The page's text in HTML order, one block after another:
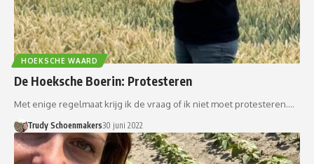
HOEKSCHE WAARD
De Hoeksche Boerin: Protesteren
Met enige regelmaat krijg ik de vraag of ik niet moet protesteren.…
Trudy Schoenmakers30 juni 2022